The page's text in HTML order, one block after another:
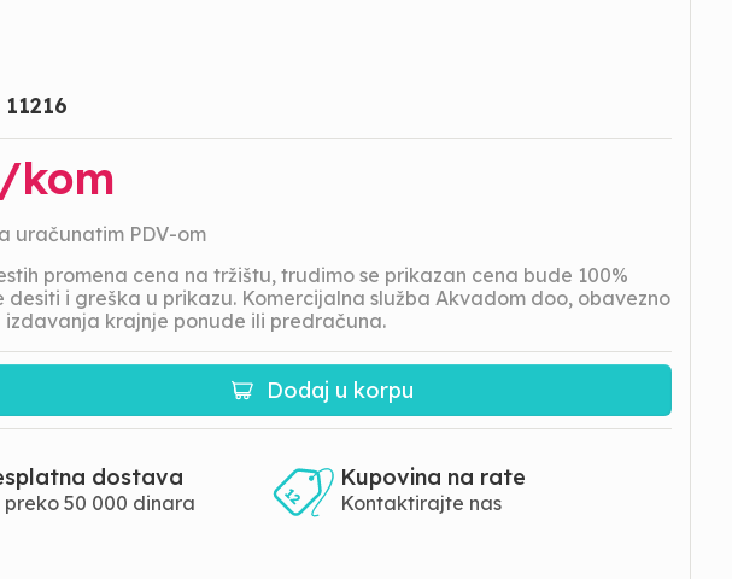
11216
kom
uračunatim PDV-om
promena cena na tržištu, trudimo se prikazan cena bude 100%
desiti i greška u prikazu. Komercijalna služba Akvadom doo, obavezno
krajnje ponude ili predračuna.
Dodaj u korpu
dostava
preko 50 000 dinara
Kupovina na rate
Kontaktirajte nas